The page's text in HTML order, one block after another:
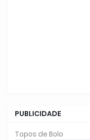
PUBLICIDADE
Topos de Bolo